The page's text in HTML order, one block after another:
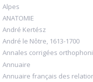
Alpes
ANATOMIE
André Kertész
André le Nôtre, 1613-1700
Annales corrigées
Annuaire
Annuaire français des